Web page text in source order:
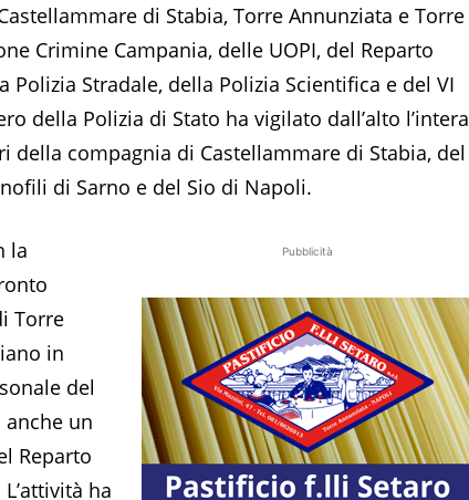
di Stabia, Torre Annunziata e Torre
Crimine Campania, delle UOPI, del Reparto
Stradale, della Polizia Scientifica e del VI
della Polizia di Stato ha vigilato dall’alto l’intera
della compagnia di Castellammare di Stabia, del
di Sarno e del Sio di Napoli.
Pubblicità
la
Torre
in
del
un
Reparto
ha